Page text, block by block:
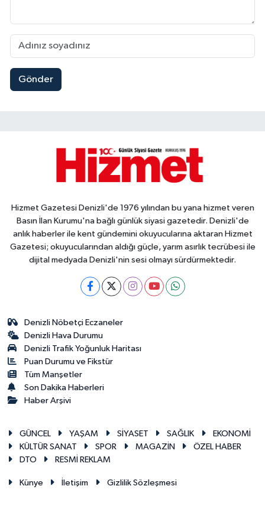
Gönder
Hizmet Gazetesi Denizli'de 1976 yılından bu yana hizmet veren
Basın İlan Kurumu'na bağlı günlük siyasi gazetedir. Denizli'de
anlık haberler ile kent gündemini okuyucularına aktaran Hizmet
Gazetesi; okuyucularından aldığı güçle, yarım asırlık tecrübesi ile
dijital medyada Denizli'nin sesi olmayı sürdürmektedir.
Denizli Nöbetçi Eczaneler
Denizli Hava Durumu
Denizli Trafik Yoğunluk Haritası
Puan Durumu ve Fikstür
Tüm Manşetler
Son Dakika Haberleri
Haber Arşivi
GÜNCEL YAŞAM SİYASET SAĞLIK
EKONOMİ
KÜLTÜR SANAT
SPOR MAGAZİN
ÖZEL HABER
DTO
RESMİ REKLAM
Künye İletişim Gizlilik Sözleşmesi